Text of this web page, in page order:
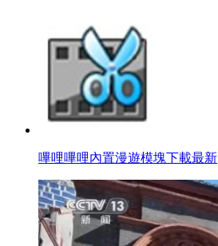
嗶哩嗶哩內置漫遊模塊下載最新